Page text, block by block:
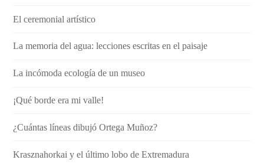
El ceremonial artístico
La memoria del agua: lecciones escritas en el paisaje
La incómoda ecología de un museo
¡Qué borde era mi valle!
¿Cuántas líneas dibujó Ortega Muñoz?
Krasznahorkai y el último lobo de Extremadura